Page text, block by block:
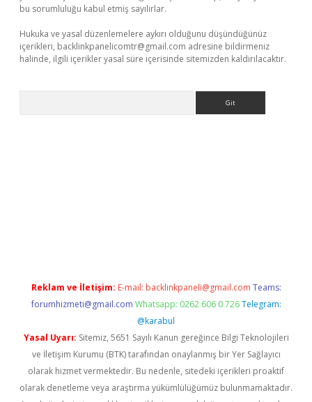
bu sorumluluğu kabul etmiş sayılırlar.
Hukuka ve yasal düzenlemelere aykırı olduğunu düşündüğünüz
içerikleri, backlinkpanelicomtr@gmail.com adresine bildirmeniz
halinde, ilgili içerikler yasal süre içerisinde sitemizden kaldırılacaktır.
Reklam ve İletişim: E-mail: backlinkpaneli@gmail.com Teams:
forumhizmeti@gmail.com Whatsapp: 0262 606 0 726 Telegram:
@karabul
Yasal Uyarı: Sitemiz, 5651 Sayılı Kanun gereğince Bilgi Teknolojileri
ve İletişim Kurumu (BTK) tarafından onaylanmış bir Yer Sağlayıcı
olarak hizmet vermektedir. Bu nedenle, sitedeki içerikleri proaktif
olarak denetleme veya araştırma yükümlülüğümüz bulunmamaktadır.